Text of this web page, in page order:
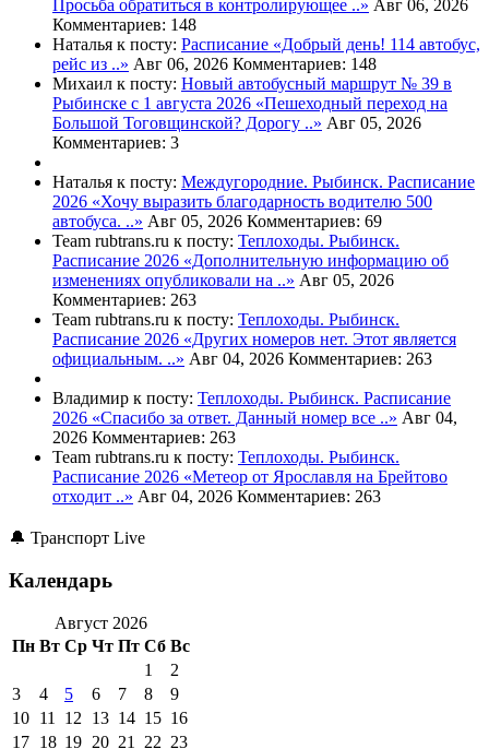
Просьба обратиться в контролирующее ..» Авг 06, 2026
Комментариев: 148
Наталья к посту: Расписание «Добрый день! 114 автобус,
рейс из ..» Авг 06, 2026 Комментариев: 148
Михаил к посту: Новый автобусный маршрут № 39 в
Рыбинске с 1 августа 2026 «Пешеходный переход на
Большой Тоговщинской? Дорогу ..» Авг 05, 2026
Комментариев: 3
Наталья к посту: Междугородние. Рыбинск. Расписание
2026 «Хочу выразить благодарность водителю 500
автобуса. ..» Авг 05, 2026 Комментариев: 69
Team rubtrans.ru к посту: Теплоходы. Рыбинск.
Расписание 2026 «Дополнительную информацию об
изменениях опубликовали на ..» Авг 05, 2026
Комментариев: 263
Team rubtrans.ru к посту: Теплоходы. Рыбинск.
Расписание 2026 «Других номеров нет. Этот является
официальным. ..» Авг 04, 2026 Комментариев: 263
Владимир к посту: Теплоходы. Рыбинск. Расписание
2026 «Спасибо за ответ. Данный номер все ..» Авг 04,
2026 Комментариев: 263
Team rubtrans.ru к посту: Теплоходы. Рыбинск.
Расписание 2026 «Метеор от Ярославля на Брейтово
отходит ..» Авг 04, 2026 Комментариев: 263
🔔 Транспорт Live
Календарь
Август 2026
Пн Вт Ср Чт Пт Сб Вс
1
2
3
4 5 6 7 8
9
10 11 12 13 14 15 16
17 18 19 20 21 22 23